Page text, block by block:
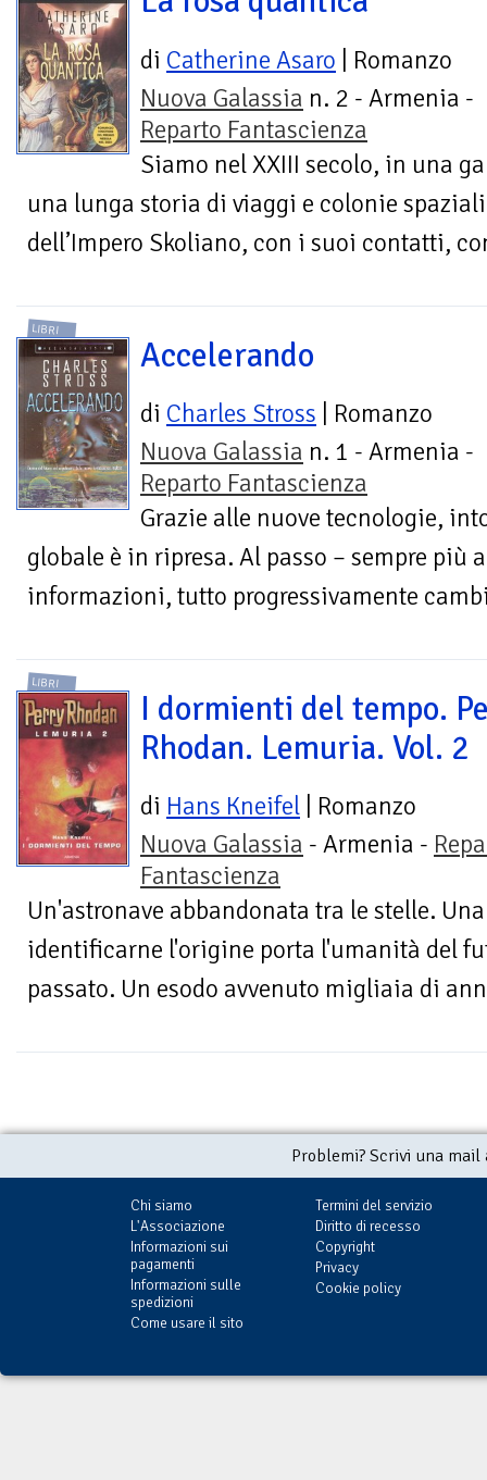
di Catherine Asaro | Romanzo
Nuova Galassia n. 2 - Armenia -
Reparto Fantascienza
Siamo nel XXIII secolo, in una
una lunga storia di viaggi e colonie
dell’Impero Skoliano, con i suoi contatti,
LIBRI
Accelerando
di Charles Stross | Romanzo
Nuova Galassia n. 1 - Armenia -
Reparto Fantascienza
Grazie alle nuove tecnologie,
globale è in ripresa. Al passo – sempre più
informazioni, tutto progressivamente
LIBRI
I dormienti del tempo.
Rhodan. Lemuria. Vol. 2
di Hans Kneifel | Romanzo
Nuova Galassia - Armenia -
Fantascienza
Un'astronave abbandonata tra le stelle.
identificarne l'origine porta l'umanità del
passato. Un esodo avvenuto migliaia di
Problemi? Scrivi una
Chi siamo
L'Associazione
Informazioni sui
pagamenti
Informazioni sulle
spedizioni
Come usare il sito
Termini del servizio
Diritto di recesso
Copyright
Privacy
Cookie policy